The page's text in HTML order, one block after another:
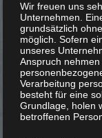
SIE
Wir freuen uns
Unternehmen.
grundsätzlich
möglich. Sofern
unseres
Anspruch
Verarbeitung
besteht für eine
Grundlage, holen
betroffenen